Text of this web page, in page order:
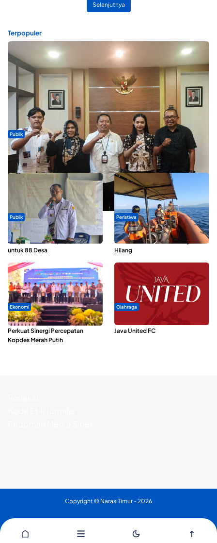
Selanjutnya
Terpopuler
Publik
Dua Talenta Muda Ternate Wakili Maluku Utara di Gita Bahana
Nusantara 2026
Publik
ABDESI Morotai Apresiasi
Penyaluran ADD Rp3,13 Miliar
untuk 88 Desa
Peristiwa
Dua Longboat Bertabrakan di
Perairan Taliabu, Satu Nelayan
Hilang
Ekonomi
Seminar di Ternate, Mendes
Perkuat Sinergi Percepatan
Kopdes Merah Putih
Olahraga
Dari Malut United Berubah Jadi
Java United FC
Copyright © NarasiTimur - 2026